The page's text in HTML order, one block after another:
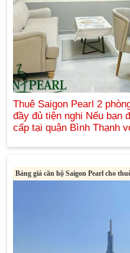
Bảng giá căn hộ Saigon Pearl cho